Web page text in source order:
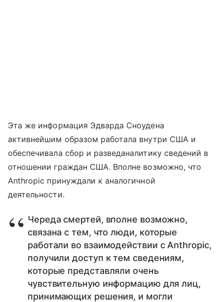
Эта же информация Эдварда Сноудена
активнейшим образом работала внутри США и
обеспечивала сбор и разведаналитику сведений в
отношении граждан США. Вполне возможно, что
Anthropic принуждали к аналогичной
деятельности.
Череда смертей, вполне возможно,
связана с тем, что люди, которые
работали во взаимодействии с Anthropic,
получили доступ к тем сведениям,
которые представляли очень
чувствительную информацию для лиц,
принимающих решения, и могли